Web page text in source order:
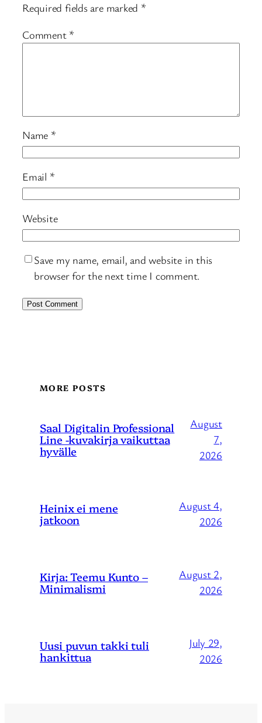
Required fields are marked *
Comment *
Name *
Email *
Website
Save my name, email, and website in this
browser for the next time I comment.
MORE POSTS
Saal Digitalin Professional
Line -kuvakirja vaikuttaa
hyvälle
August
7,
2026
Heinix ei mene
jatkoon
August 4,
2026
Kirja: Teemu Kunto –
Minimalismi
August 2,
2026
Uusi puvun takki tuli
hankittua
July 29,
2026